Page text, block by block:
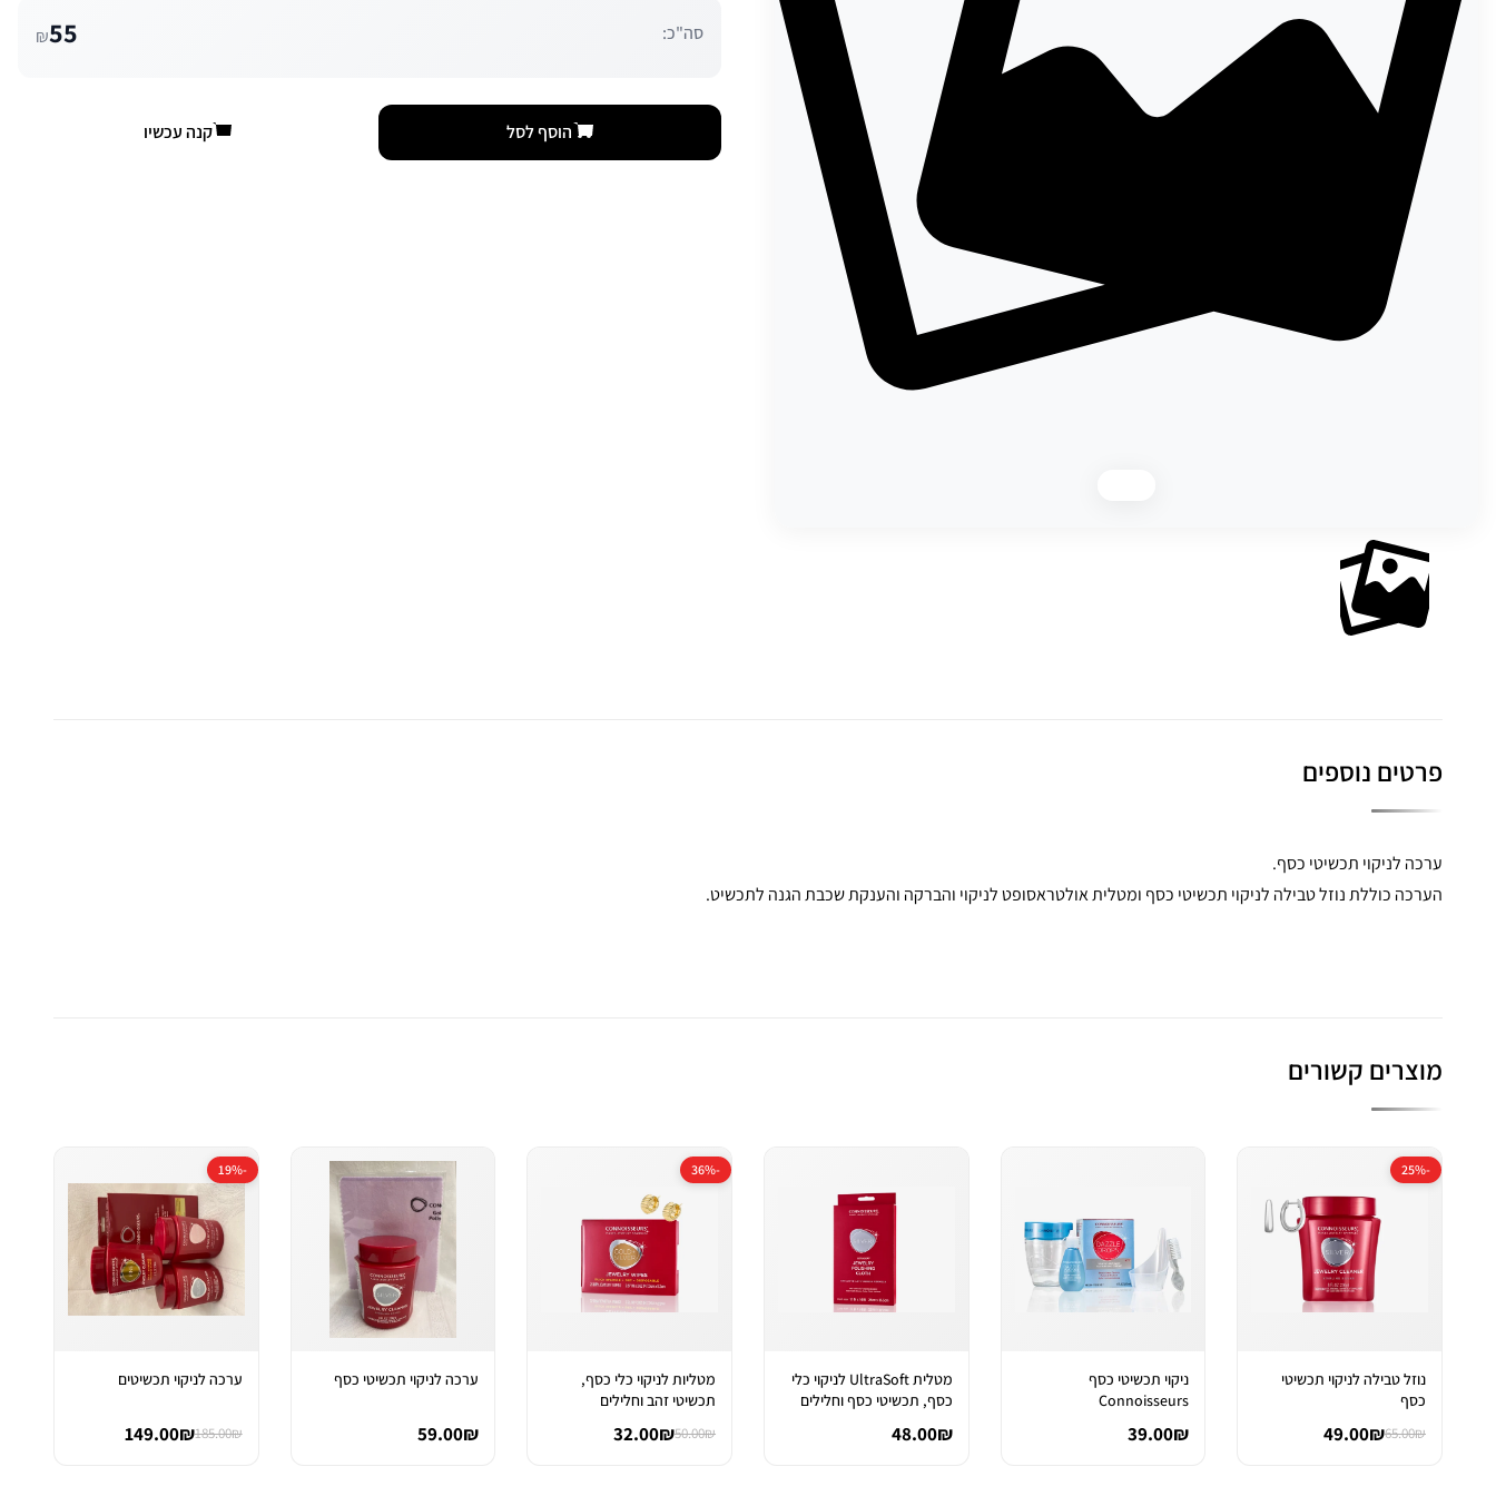
סה"כ: 55
₪
הוסף לסל קנה עכשיו
פרטים נוספים
ערכה לניקוי תכשיטי כסף.
הערכה כוללת נוזל טבילה לניקוי תכשיטי כסף ומטלית אולטראסופט לניקוי והברקה והענקת שכבת הגנה לתכשיט.
מוצרים קשורים
-25%
נוזל טבילה לניקוי תכשיטי
כסף
65.00₪
49.00₪
ניקוי תכשיטי כסף
Connoisseurs
39.00₪
מטלית UltraSoft לניקוי כלי
כסף, תכשיטי כסף וחלילים
48.00₪
-36%
מטליות לניקוי כלי כסף,
תכשיטי זהב וחלילים
50.00₪
32.00₪
ערכה לניקוי תכשיטי כסף
59.00₪
-19%
ערכה לניקוי תכשיטים
185.00₪
149.00₪